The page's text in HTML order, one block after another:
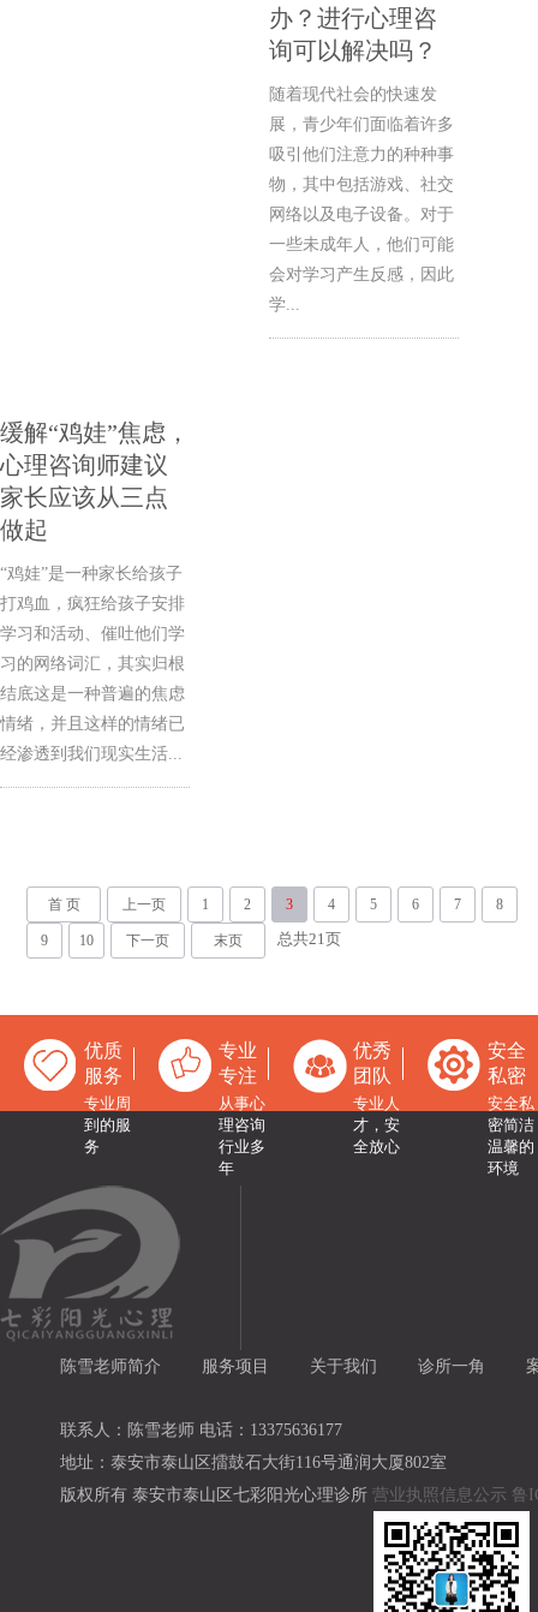
办？进行心理咨
询可以解决吗？
随着现代社会的快速发
展，青少年们面临着许多
吸引他们注意力的种种事
物，其中包括游戏、社交
网络以及电子设备。对于
一些未成年人，他们可能
会对学习产生反感，因此
学...
缓解“鸡娃”焦虑，
心理咨询师建议
家长应该从三点
做起
“鸡娃”是一种家长给孩子
打鸡血，疯狂给孩子安排
学习和活动、催吐他们学
习的网络词汇，其实归根
结底这是一种普遍的焦虑
情绪，并且这样的情绪已
经渗透到我们现实生活...
首 页 上一页 1 2 3 4 5 6 7 8
9 10 下一页 末页 总共21页
优质
服务
专业周
到的服
务
专业
专注
从事心
理咨询
行业多
年
优秀
团队
专业人
才，安
全放心
安全
私密
安全私
密简洁
温馨的
环境
陈雪老师简介 服务项目 关于我们 诊所一角
联系人：陈雪老师 电话：13375636177
地址：泰安市泰山区擂鼓石大街116号通润大厦802室
版权所有 泰安市泰山区七彩阳光心理诊所 营业执照信息公示 鲁